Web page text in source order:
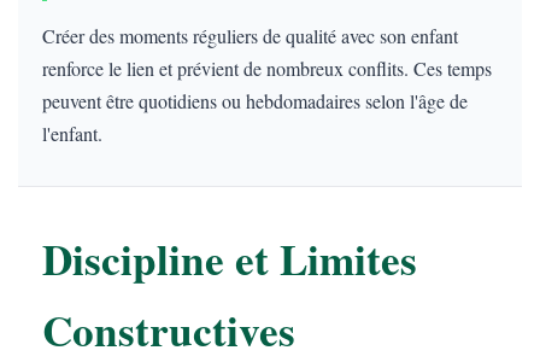
Créer des moments réguliers de qualité avec son enfant
renforce le lien et prévient de nombreux conflits. Ces temps
peuvent être quotidiens ou hebdomadaires selon l'âge de
l'enfant.
Discipline et Limites
Constructives